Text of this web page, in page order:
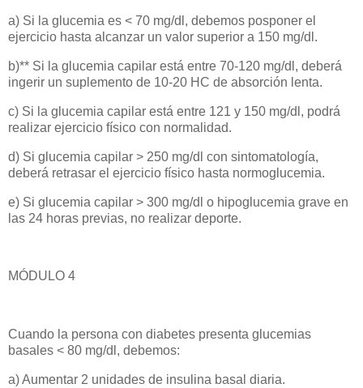
a) Si la glucemia es < 70 mg/dl, debemos posponer el
ejercicio hasta alcanzar un valor superior a 150 mg/dl.
b)** Si la glucemia capilar está entre 70-120 mg/dl, deberá
ingerir un suplemento de 10-20 HC de absorción lenta.
c) Si la glucemia capilar está entre 121 y 150 mg/dl, podrá
realizar ejercicio físico con normalidad.
d) Si glucemia capilar > 250 mg/dl con sintomatología,
deberá retrasar el ejercicio físico hasta normoglucemia.
e) Si glucemia capilar > 300 mg/dl o hipoglucemia grave en
las 24 horas previas, no realizar deporte.
MÓDULO 4
Cuando la persona con diabetes presenta glucemias
basales < 80 mg/dl, debemos:
a) Aumentar 2 unidades de insulina basal diaria.